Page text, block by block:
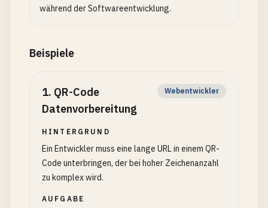
während der Softwareentwicklung.
Beispiele
1. QR-Code
Datenvorbereitung
Webentwickler
HINTERGRUND
Ein Entwickler muss eine lange URL in einem QR-
Code unterbringen, der bei hoher Zeichenanzahl
zu komplex wird.
AUFGABE